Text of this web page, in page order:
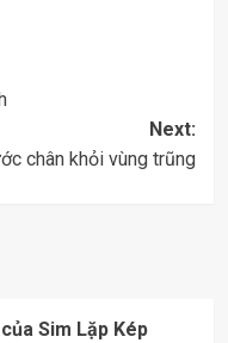
Next:
chân khỏi vùng trũng
Sim Lặp Kép